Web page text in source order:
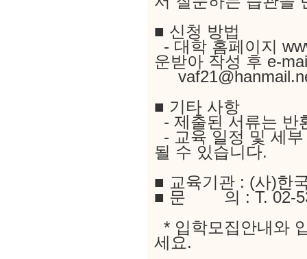
■ 신청 방법
- 대학 홈페이지
운받아 작성 후
■ 기타 사항
- 제출된 서류는 반
- 교육 일정 및 세
될 수 있습니다.
■ 교육기관 : (사)한
■ 문 의 : T. 02-
* 입학모집안내와
세요.